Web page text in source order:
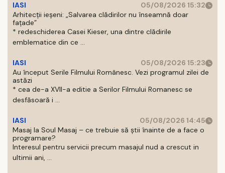
IASI
05/08/2026 15:32
Arhitecții ieșeni: „Salvarea clădirilor nu înseamnă doar
fațade”
* redeschiderea Casei Kieser, una dintre clădirile
emblematice din ce ...
IASI
05/08/2026 15:23
Au început Serile Filmului Românesc. Vezi programul zilei de
astăzi
* cea de-a XVII-a editie a Serilor Filmului Romanesc se
desfăsoară i ...
IASI
05/08/2026 14:45
Masaj la Soul Masaj – ce trebuie să știi înainte de a face o
programare?
Interesul pentru servicii precum masajul nud a crescut in
ultimii ani, ...